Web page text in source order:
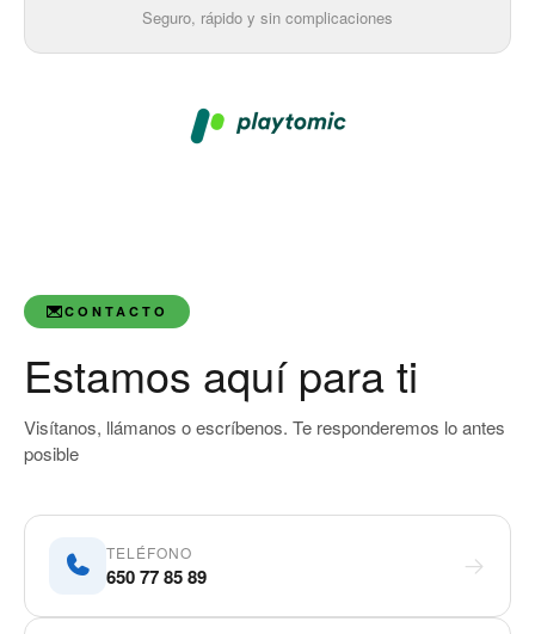
Seguro, rápido y sin complicaciones
CONTACTO
Estamos aquí para ti
Visítanos, llámanos o escríbenos. Te responderemos lo antes
posible
TELÉFONO
650 77 85 89